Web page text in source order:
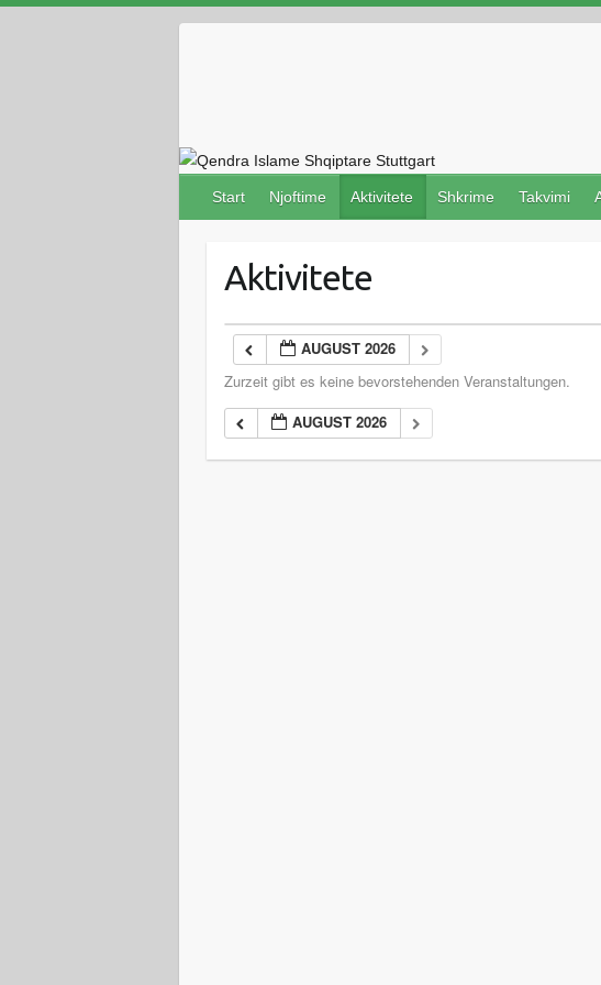
Start Njoftime Aktivitete Shkrime Takvimi
Aktivitete
AUGUST 2026
Zurzeit gibt es keine bevorstehenden Veranstaltungen.
AUGUST 2026